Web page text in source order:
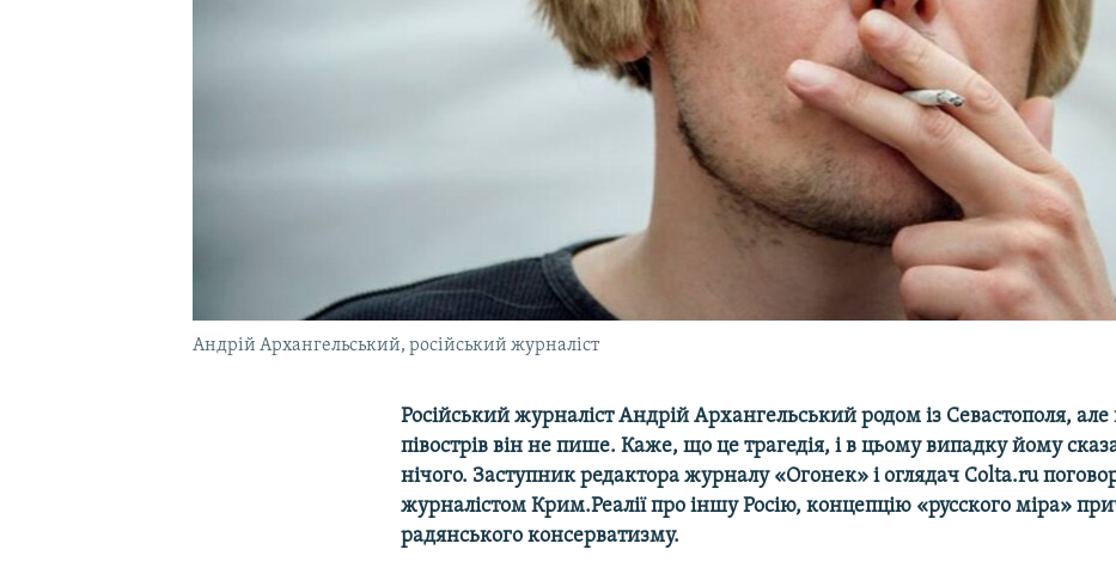
Андрій Архангельський, російський журналіст
Російський журналіст Андрій Архангельський родом із Севастополя, але
півострів він не пише. Каже, що це трагедія, і в цьому випадку йому
нічого. Заступник редактора журналу «Огонек» і оглядач Colta.ru
журналістом Крим.Реалії про іншу Росію, концепцію «​русского міра»​
радянського консерватизму.